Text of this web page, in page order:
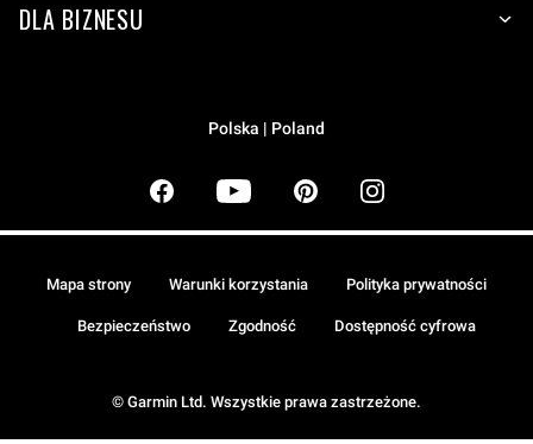
DLA BIZNESU
Polska | Poland
© Garmin Ltd. Wszystkie prawa zastrzeżone.
Mapa strony Warunki korzystania Polityka prywatności
Bezpieczeństwo Zgodność Dostępność cyfrowa